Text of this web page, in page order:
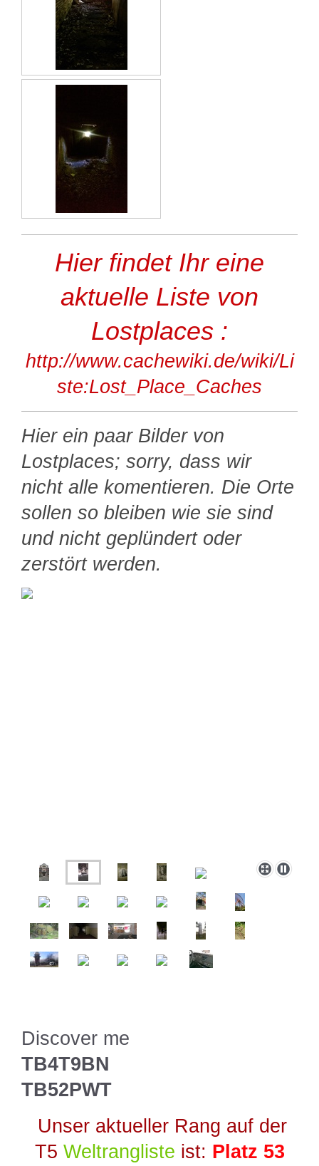
Hier findet Ihr eine
aktuelle Liste von
Lostplaces :
http://www.cachewiki.de/wiki/Li
ste:Lost_Place_Caches
Hier ein paar Bilder von
Lostplaces; sorry, dass wir
nicht alle komentieren. Die Orte
sollen so bleiben wie sie sind
und nicht geplündert oder
zerstört werden.
Discover me
TB4T9BN
TB52PWT
Unser aktueller Rang auf der
T5 Weltrangliste ist: Platz 53